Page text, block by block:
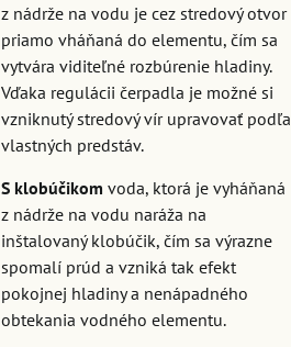
z nádrže na vodu je cez stredový otvor
priamo vháňaná do elementu, čím sa
vytvára viditeľné rozbúrenie hladiny.
Vďaka regulácii čerpadla je možné si
vzniknutý stredový vír upravovať podľa
vlastných predstáv.
S klobúčikom voda, ktorá je vyháňaná
z nádrže na vodu naráža na
inštalovaný klobúčik, čím sa výrazne
spomalí prúd a vzniká tak efekt
pokojnej hladiny a nenápadného
obtekania vodného elementu.